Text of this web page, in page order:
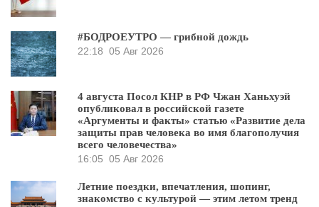
#БОДРОЕУТРО — грибной дождь
22:18 05 Авг 2026
4 августа Посол КНР в РФ Чжан Ханьхуэй
опубликовал в российской газете
«Аргументы и факты» статью «Развитие дела
защиты прав человека во имя благополучия
всего человечества»
16:05 05 Авг 2026
Летние поездки, впечатления, шопинг,
знакомство с культурой — этим летом тренд